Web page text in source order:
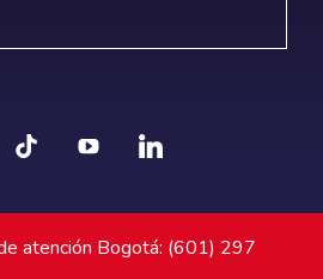
atención Bogotá: (601) 297